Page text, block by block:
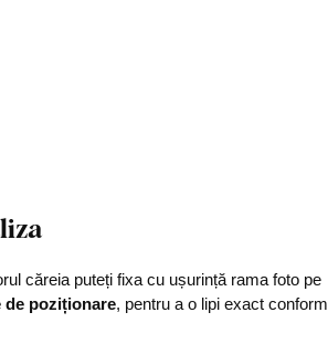
căreia puteți fixa cu ușurință rama foto pe
de poziționare, pentru a o lipi exact conform